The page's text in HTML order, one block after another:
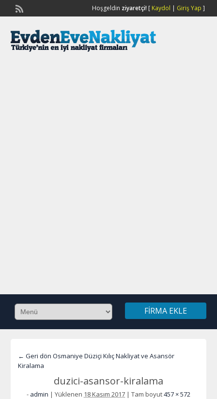
Hoşgeldin ziyaretçi![ Kaydol | Giriş Yap ]
FIRMA EKLE
← Geri dön Osmaniye Düziçi Kılıç Nakliyat ve Asansör
Kiralama
duzici-asansor-kiralama
- admin | Yüklenen 18 Kasım 2017 | Tam boyut457 × 572